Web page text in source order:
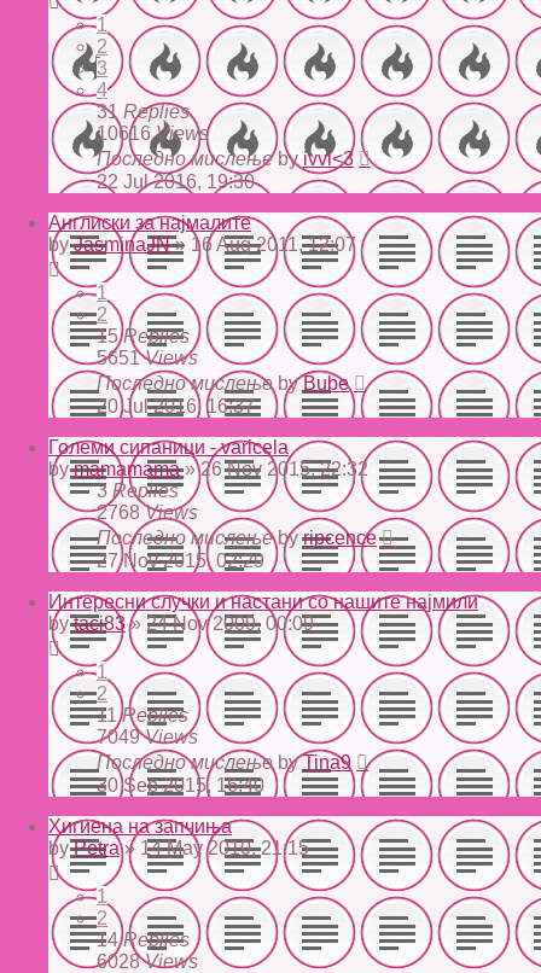
1
2
3
4
31 Replies
10616Views
Последно мислењеby ivvi<3
22 Jul 2016, 19:30
Англиски за најмалите
byJasminaJN» 16 Aug 2011, 12:07
1
2
15Replies
5651Views
Последно мислење byBube
20 Jul 2016, 16:37
Големи сипаници - varicela
bymamamama» 26 Nov 2015, 22:32
3 Replies
2768Views
Последно мислењеbyripcence
27 Nov 2015, 02:29
Интересни случки и настани со нашите најмили
bytaci83» 24 Nov 2009, 00:09
1
2
11Replies
7049Views
Последно мислење byTina9
30 Sep 2015, 16:40
Хигиена на запчиња
byPetra» 14 May 2010, 21:15
1
2
14Replies
6028Views